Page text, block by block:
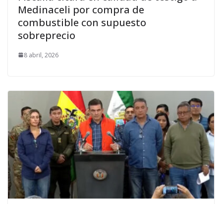
Medinaceli por compra de
combustible con supuesto
sobreprecio
8 abril, 2026